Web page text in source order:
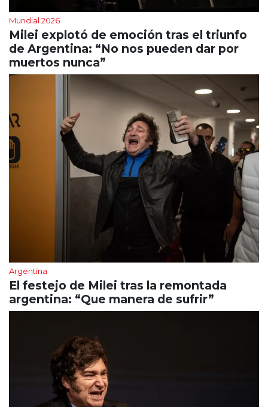
Mundial 2026
Milei explotó de emoción tras el triunfo
de Argentina: “No nos pueden dar por
muertos nunca”
Argentina
El festejo de Milei tras la remontada
argentina: “Que manera de sufrir”